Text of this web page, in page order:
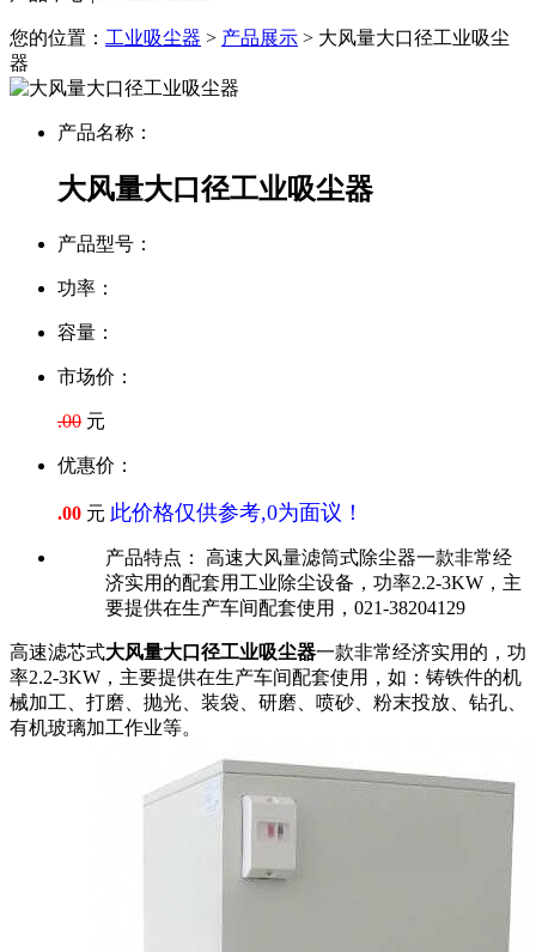
您的位置： 工业吸尘器 > 产品展示 > 大风量大口径工业吸尘
器
产品名称：
大风量大口径工业吸尘器
产品型号：
功率：
容量：
市场价：
.00 元
优惠价：
.00 元 此价格仅供参考,0为面议！
产品特点：
高速大风量滤筒式除尘器一款非常经
济实用的配套用工业除尘设备，功率2.2-3KW，主
要提供在生产车间配套使用，021-38204129
高速滤芯式大风量大口径工业吸尘器一款非常经济实用的，功
率2.2-3KW，主要提供在生产车间配套使用，如：铸铁件的机
械加工、打磨、抛光、装袋、研磨、喷砂、粉末投放、钻孔、
有机玻璃加工作业等。